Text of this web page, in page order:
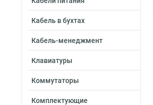
Кабель в бухтах
Кабель-менеджмент
Клавиатуры
Коммутаторы
Комплектующие